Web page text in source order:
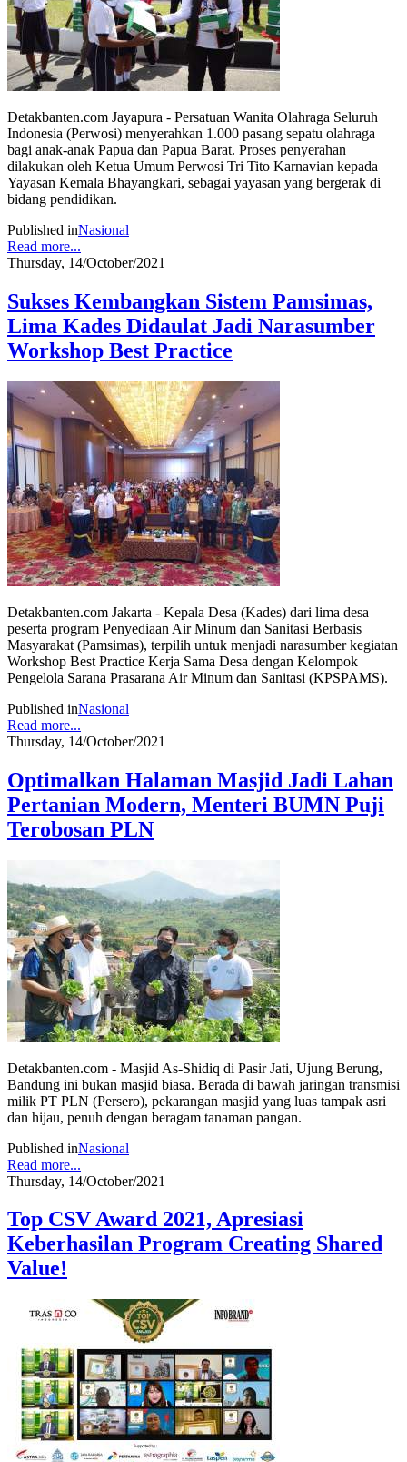
Detakbanten.com Jayapura - Persatuan Wanita Olahraga Seluruh
Indonesia (Perwosi) menyerahkan 1.000 pasang sepatu olahraga
bagi anak-anak Papua dan Papua Barat. Proses penyerahan
dilakukan oleh Ketua Umum Perwosi Tri Tito Karnavian kepada
Yayasan Kemala Bhayangkari, sebagai yayasan yang bergerak di
bidang pendidikan.
Published inNasional
Read more...
Thursday, 14/October/2021
Sukses Kembangkan Sistem Pamsimas,
Lima Kades Didaulat Jadi Narasumber
Workshop Best Practice
Detakbanten.com Jakarta - Kepala Desa (Kades) dari lima desa
peserta program Penyediaan Air Minum dan Sanitasi Berbasis
Masyarakat (Pamsimas), terpilih untuk menjadi narasumber kegiatan
Workshop Best Practice Kerja Sama Desa dengan Kelompok
Pengelola Sarana Prasarana Air Minum dan Sanitasi (KPSPAMS).
Published inNasional
Read more...
Thursday, 14/October/2021
Optimalkan Halaman Masjid Jadi Lahan
Pertanian Modern, Menteri BUMN Puji
Terobosan PLN
Detakbanten.com - Masjid As-Shidiq di Pasir Jati, Ujung Berung,
Bandung ini bukan masjid biasa. Berada di bawah jaringan transmisi
milik PT PLN (Persero), pekarangan masjid yang luas tampak asri
dan hijau, penuh dengan beragam tanaman pangan.
Published inNasional
Read more...
Thursday, 14/October/2021
Top CSV Award 2021, Apresiasi
Keberhasilan Program Creating Shared
Value!